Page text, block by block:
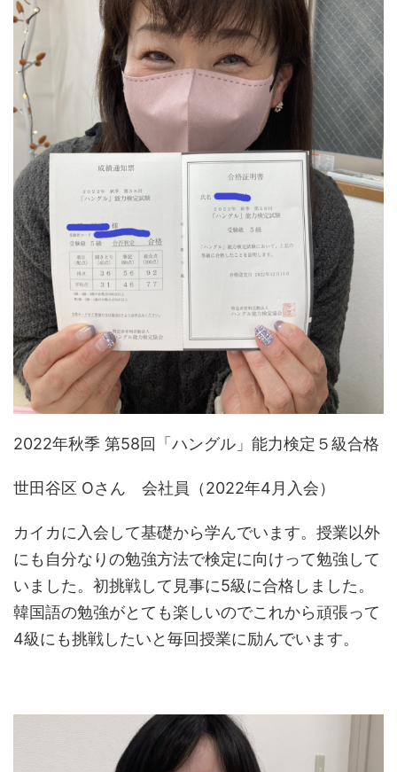
2022年秋季 第58回「ハングル」能力検定５級合格
世田谷区 Oさん 会社員（2022年4月入会）
カイカに入会して基礎から学んでいます。授業以外
にも自分なりの勉強方法で検定に向けって勉強して
いました。初挑戦して見事に5級に合格しました。
韓国語の勉強がとても楽しいのでこれから頑張って
4級にも挑戦したいと毎回授業に励んでいます。